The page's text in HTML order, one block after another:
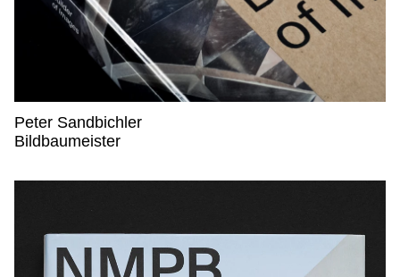
Peter Sandbichler
Peter Sandbichler,
Bildbaumeister